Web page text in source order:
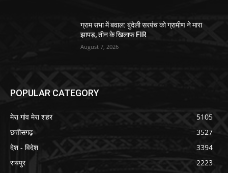
ग्राम सभा में बवाल: बुंदेली सरपंच को ग्रामीण ने मारा
झापड़, तीन के खिलाफ FIR
August 7, 2026
POPULAR CATEGORY
मेरा गांव मेरा शहर
5105
छत्तीसगढ़
3527
देश - विदेश
3394
रायपुर
2223